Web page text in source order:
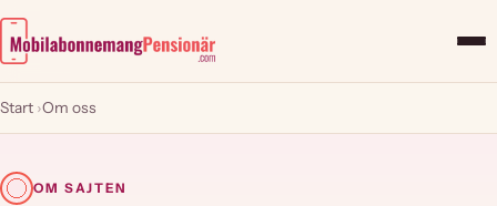
Start ›Om oss
OM SAJTEN